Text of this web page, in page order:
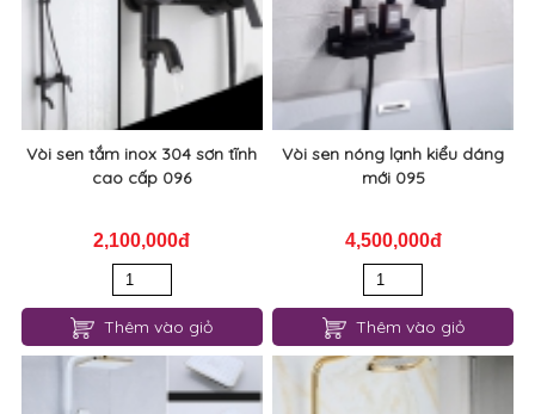
Vòi sen tắm inox 304 sơn tĩnh
cao cấp 096
2,100,000đ
Thêm vào giỏ
Vòi sen nóng lạnh kiểu dáng
mới 095
4,500,000đ
Thêm vào giỏ